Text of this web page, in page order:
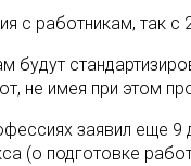
с работникам, так
будут
не имея при этом
заявил еще
(о подготовке